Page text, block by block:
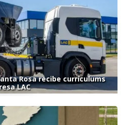
Rosa recibe currículums
LAC